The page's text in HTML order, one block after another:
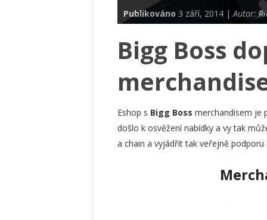
Publikováno 3 září, 2014 |Autor:
Bigg Boss
Eshop s Bigg Boss merchandisem je
došlo k osvěžení nabídky a vy tak
a chain a vyjádřit tak veřejně